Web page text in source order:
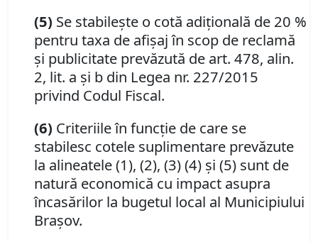
(5) Se stabileşte o cotă adiţională de 20 %
pentru taxa de afişaj în scop de reclamă
şi publicitate prevăzută de art. 478, alin.
2, lit. a şi b din Legea nr. 227/2015
privind Codul Fiscal.
(6) Criteriile în funcţie de care se
stabilesc cotele suplimentare prevăzute
la alineatele (1), (2), (3) (4) şi (5) sunt de
natură economică cu impact asupra
încasărilor la bugetul local al Municipiului
Braşov.